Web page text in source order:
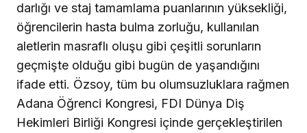
darlığı ve staj tamamlama puanlarının yüksekliği,
öğrencilerin hasta bulma zorluğu, kullanılan
aletlerin masraflı oluşu gibi çeşitli sorunların
geçmişte olduğu gibi bugün de yaşandığını
ifade etti. Özsoy, tüm bu olumsuzluklara rağmen
Adana Öğrenci Kongresi, FDI Dünya Diş
Hekimleri Birliği Kongresi içinde gerçekleştirilen